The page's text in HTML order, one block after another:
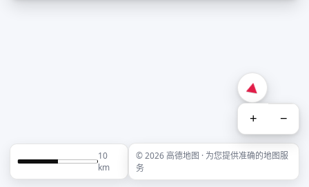
+ −
10
km
© 2026 高德地图 · 为您提供准确的地图服
务